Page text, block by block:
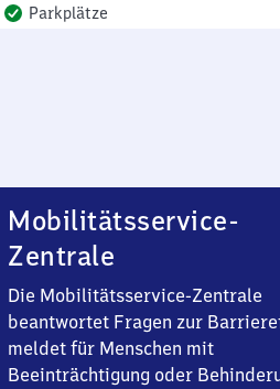
Parkplätze
Mobilitätsservice-
Zentrale
Die Mobilitätsservice-Zentrale
beantwortet Fragen zur
meldet für Menschen mit
Beeinträchtigung oder